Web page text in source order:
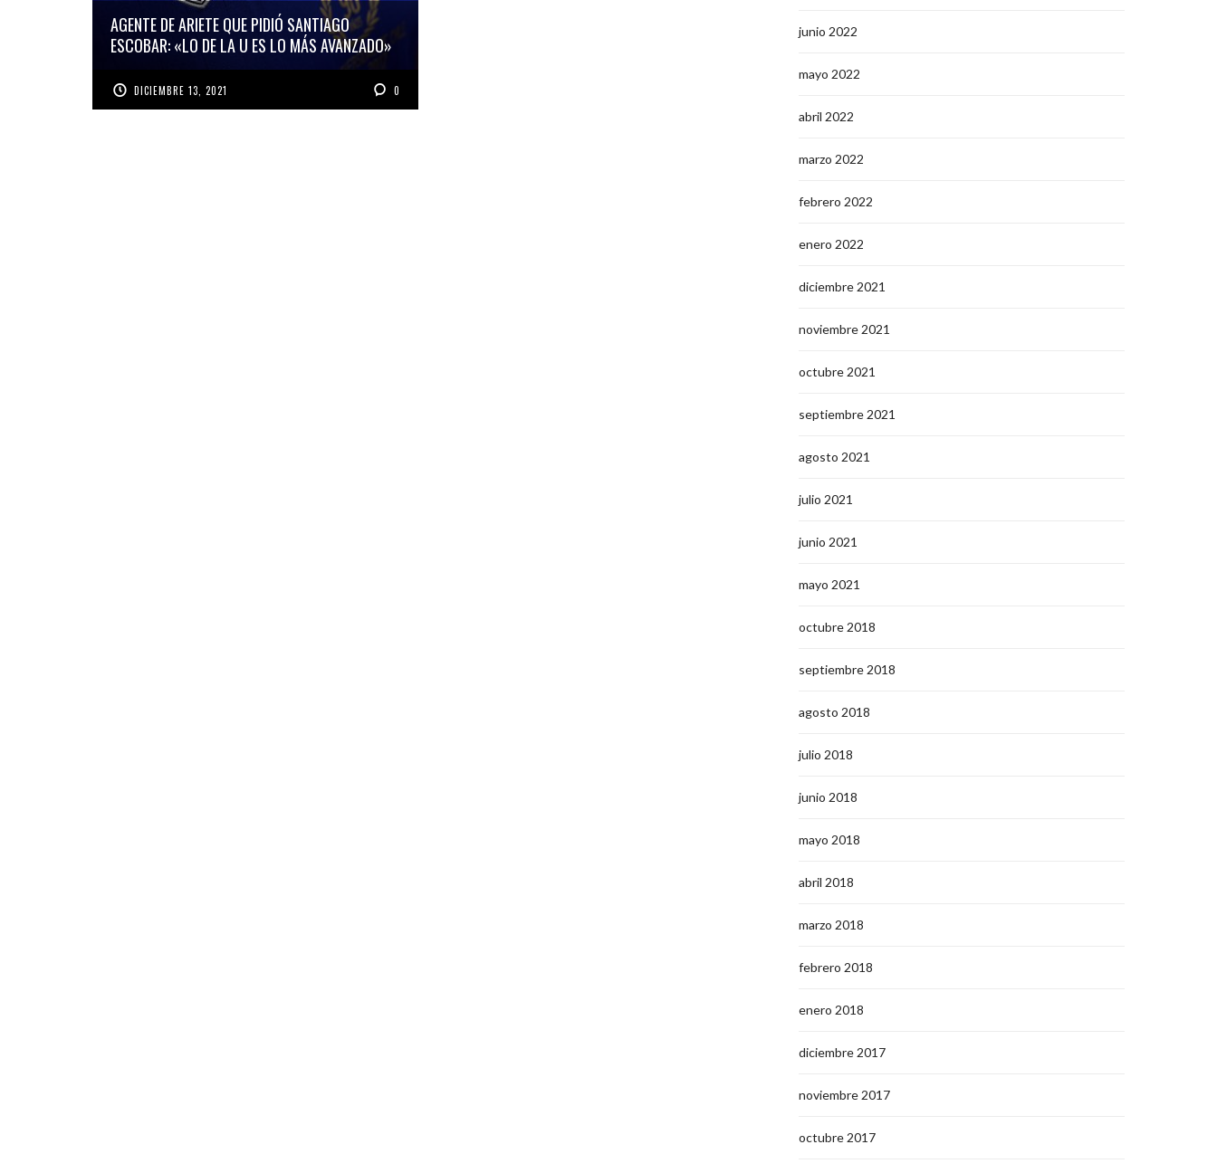
AGENTE DE ARIETE QUE PIDIÓ SANTIAGO
ESCOBAR: «LO DE LA U ES LO MÁS AVANZADO»
DICIEMBRE 13, 2021 0
junio 2022
mayo 2022
abril 2022
marzo 2022
febrero 2022
enero 2022
diciembre 2021
noviembre 2021
octubre 2021
septiembre 2021
agosto 2021
julio 2021
junio 2021
mayo 2021
octubre 2018
septiembre 2018
agosto 2018
julio 2018
junio 2018
mayo 2018
abril 2018
marzo 2018
febrero 2018
enero 2018
diciembre 2017
noviembre 2017
octubre 2017